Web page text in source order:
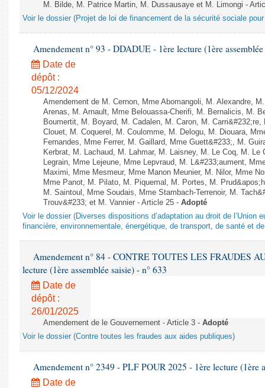
M. Bilde, M. Patrice Martin, M. Dussausaye et M. Limongi -
Voir le dossier (Projet de loi de financement de la sécurité sociale pour
Amendement n° 93 - DDADUE - 1ère lecture (1ère
Date de
dépôt :
05/12/2024
Amendement de M. Cernon, Mme Abomangoli, M. Alexandre,
Arenas, M. Arnault, Mme Belouassa-Cherifi, M. Bernalicis, M.
Boumertit, M. Boyard, M. Cadalen, M. Caron, M.
Clouet, M. Coquerel, M. Coulomme, M. Delogu, M. Diouara,
Fernandes, Mme Ferrer, M. Gaillard, Mme Guett&#233;, M.
Kerbrat, M. Lachaud, M. Lahmar, M. Laisney, M. Le Coq, M. Le
Legrain, Mme Lejeune, Mme Lepvraud, M. L&#233;aument,
Maximi, Mme Mesmeur, Mme Manon Meunier, M. Nilor, Mme
Mme Panot, M. Pilato, M. Piquemal, M. Portes, M.
M. Saintoul, Mme Soudais, Mme Stambach-Terrenoir, M.
Trouv&#233; et M. Vannier - Article 25 - Adopté
Voir le dossier (Diverses dispositions d’adaptation au droit de l’Union
financière, environnementale, énergétique, de transport, de santé et
Amendement n° 84 - CONTRE TOUTES LES FRAUDES
lecture (1ère assemblée saisie) - n° 633
Date de
dépôt :
26/01/2025
Amendement de le Gouvernement - Article 3 - Adopté
Voir le dossier (Contre toutes les fraudes aux aides publiques)
Amendement n° 2349 - PLF POUR 2025 - 1ère lecture (1ère
Date de